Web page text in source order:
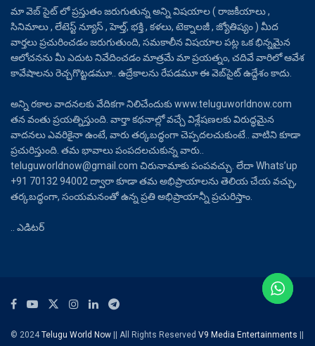
మా వెబ్ సైట్ లో ప్రస్తుతం జరుగుతున్న అన్ని విషయాల ( రాజకీయాలు ,
సినిమాలు , లేటెస్ట్ న్యూస్ , హెల్త్, భక్తి , కళలు, టెక్నాలజీ , జ్యోతిష్యం ) మీద
వార్తలు ప్రచురించడం జరుగుతుంది, సమకాలీన విషయాల పట్ల ఒక భిన్నమైన
ఆలోచనను మీ ఎదుట నివేదించడం మాత్రమే మా ప్రయత్నం, చదివే వారిలో ఆవేశ
కావేషాలను రెచ్చగొట్టడమూ.. ఉద్రేకాలను రేపడమూ ఈ వెబ్‌సైట్ ఉద్దేశం కాదు.
అన్ని రకాల వాదనలకు వేదికగా నిలిచేందుకు www.teluguworldnow.com
తన వంతు ప్రయత్నిస్తుంది. వార్తా కథనాల్లో వచ్చే విశ్లేషణలకు విరుద్ధమైన
వాదనలు ఎవరికైనా ఉంటే, వారు తర్కబద్ధంగా చెప్పదలచుకుంటే.. వాటిని కూడా
ప్రచురిస్తుంది. తమ భావాలు పంపదలచుకున్న వారు..
teluguworldnow@gmail.com చిరునామాకు పంపవచ్చు. లేదా Whats’up
+91 70132 94002 ద్వారా కూడా తమ అభిప్రాయాలను తెలియ చేయ వచ్చు,
తర్కబద్ధంగా, సంయమనంతో ఉన్న ప్రతి అభిప్రాయాన్నీ ప్రచురిస్తాం.
.. ఎడిటర్
© 2024Telugu World Now || All Rights Reserved V9 Media Entertainments